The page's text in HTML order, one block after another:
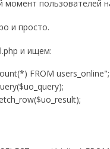
момент пользователей
и просто.
и ищем:
FROM users_online";